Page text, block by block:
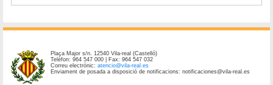
Plaça Major s/n. 12540 Vila-real (Castelló)
Telèfon: 964 547 000 | Fax: 964 547 032
Correu electrònic:atencio@vila-real.es
Enviament de posada a disposició de notificacions: notificaciones@vila-real.es